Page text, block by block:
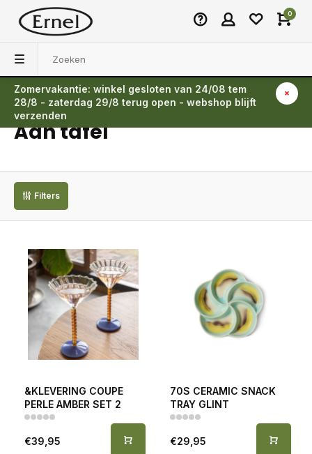
0
Zomervakantie: winkel gesloten van 24/08 tem
28/8 - zaterdag 29/8 terug open - webshop blijft
verzenden
Terug
Aan tafel
Filters
&KLEVERING COUPE
PERLE AMBER SET 2
€39,95
70S CERAMIC SNACK
TRAY GLINT
€29,95